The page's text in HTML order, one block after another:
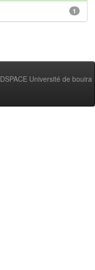
1
DSPACE Université de bouira